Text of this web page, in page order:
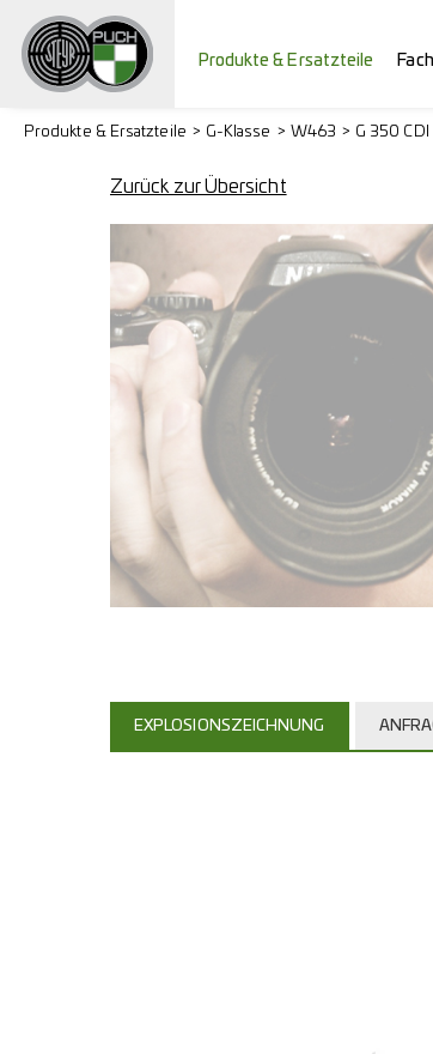
Produkte & Ersatzteile
Produkte & Ersatzteile G-Klasse W463 G 350
Zurück zur Übersicht
EXPLOSIONSZEICHNUNG